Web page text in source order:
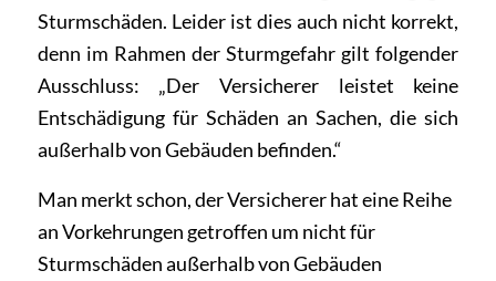
Sturmschäden. Leider ist dies auch nicht korrekt,
denn im Rahmen der Sturmgefahr gilt folgender
Ausschluss: „Der Versicherer leistet keine
Entschädigung für Schäden an Sachen, die sich
außerhalb von Gebäuden befinden.“
Man merkt schon, der Versicherer hat eine Reihe
an Vorkehrungen getroffen um nicht für
Sturmschäden außerhalb von Gebäuden